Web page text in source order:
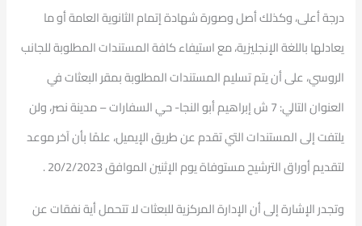
درجة أعلى، وكذلك أصل وصورة شهادة إتمام الثانوية العامة أو ما
يعادلها باللغة الإنجليزية، مع استيفاء كافة المستندات المطلوبة للجانب
الروسي، على أن يتم تسليم المستندات المطلوبة بمقر البعثات في
العنوان التالي: 7 ش إبراهيم أبو النجا- حي السفارات – مدينة نصر، ولن
يلتفت إلى المستندات التي تقدم عن طريق الإيميل، علمًا بأن آخر موعد
لتقديم أوراق الترشيح مستوفاة يوم الإثنين الموافق 20/2/2023 .
وتجدر الإشارة إلى أن الإدارة المركزية للبعثات لا تتحمل أية نفقات عن